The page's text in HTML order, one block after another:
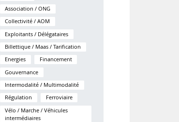
Association / ONG
Collectivité / AOM
Exploitants / Délégataires
Billettique / Maas / Tarification
Energies
Financement
Gouvernance
Intermodalité / Multimodalité
Régulation
Ferroviaire
Vélo / Marche / Véhicules
intermédiaires